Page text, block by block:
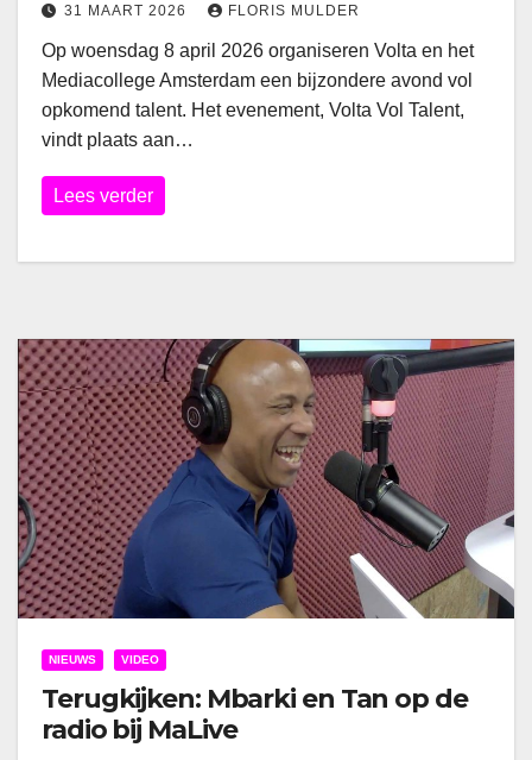
31 MAART 2026 FLORIS MULDER
Op woensdag 8 april 2026 organiseren Volta en het
Mediacollege Amsterdam een bijzondere avond vol
opkomend talent. Het evenement, Volta Vol Talent,
vindt plaats aan…
Lees verder
NIEUWS VIDEO
Terugkijken: Mbarki en Tan op de
radio bij MaLive